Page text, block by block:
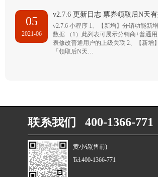
05
2021-06
v2.7.6 更新日志 票券领取后N天
v2.7.6 小程序 1、【新增】分销功能新
数据 （1）此列表可展示分销商+普通
表修改普通用户的上级关联 2、【新增
「领取后N天…
联系我们 400-1366-771
黄小锅(售前)
Tel:400-1366-771